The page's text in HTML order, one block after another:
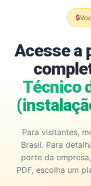
🔒
Acesse a
Técnico
Para visitantes,
Brasil. Para
porte da
PDF, escolha um